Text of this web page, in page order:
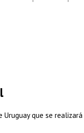
Uruguay que se